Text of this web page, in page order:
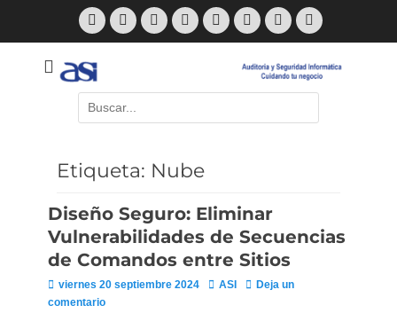
FacebookTwitter Correo
electrónico
Feed LinkedInSkype Web Teléfono
ASI Blog
Cuidando Tu Negocio
Buscar
por:
ASI
Avast
Posteado enPor ASI
Malwarebytes
TeamViewer
Lansweeper
Etiqueta: Nube
Diseño Seguro: Eliminar
Vulnerabilidades de Secuencias
de Comandos entre Sitios
Publicado
el
viernes 20 septiembre 2024 Autor
ASI
Deja un
comentario